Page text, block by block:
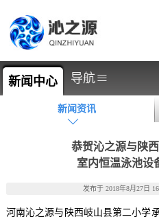
新闻中心 导航≡
新闻资讯
恭贺沁之源与陕
室内恒温泳池设
发布于 2018年8月27
河南沁之源与陕西岐山县第二小学